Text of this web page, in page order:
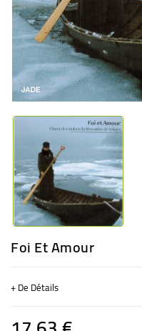
BÉBÉ
CULTUREL
Foi Et Amour
+ De Détails